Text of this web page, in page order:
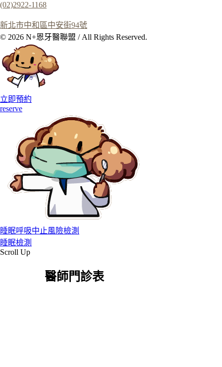
(02)2922-1168
新北市中和區中安街94號
© 2026 N+恩牙醫聯盟 / All Rights Reserved.
立即預約
reserve
睡眠呼吸中止風險檢測
睡眠檢測
Scroll Up
醫師門診表